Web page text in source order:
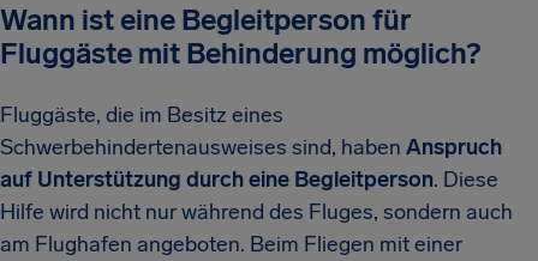
Wann ist eine Begleitperson für
Fluggäste mit Behinderung möglich?
Fluggäste, die im Besitz eines
Schwerbehindertenausweises sind, haben Anspruch
auf Unterstützung durch eine Begleitperson. Diese
Hilfe wird nicht nur während des Fluges, sondern auch
am Flughafen angeboten. Beim Fliegen mit einer